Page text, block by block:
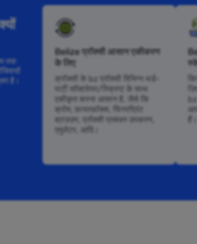
तक
है।
Belize प्रॉक्सी आसान एकीकरण
के लिए
क्रॉक्सी के bz प्रॉक्सी विभिन्न थर्ड-
पार्टी सॉफ़्टवेयर/स्क्रिप्ट के साथ
एकीकृत करना आसान है, जैसे कि
क्रोम, फ़ायरफ़ॉक्स, फिंगरप्रिंट
ब्राउज़र, प्रॉक्सी प्रबंधन उपकरण,
एमुलेटर, आदि।